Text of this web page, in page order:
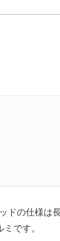
ドの仕様は
です。